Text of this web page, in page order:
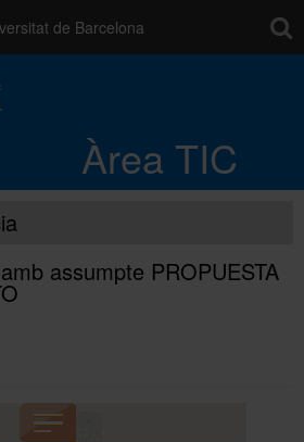
de Barcelona
Àrea TIC
de treball
Núvol UB
de les dades
assumpte PROPUESTA